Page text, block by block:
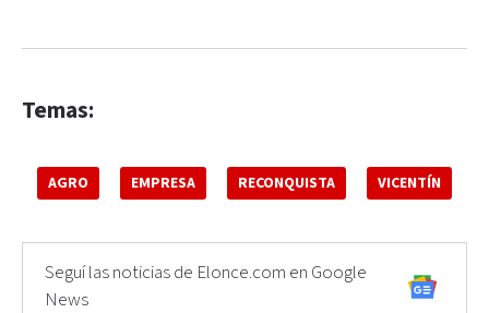
Temas:
AGRO EMPRESA RECONQUISTA VICENTÍN
Seguí las noticias de Elonce.com en Google
News